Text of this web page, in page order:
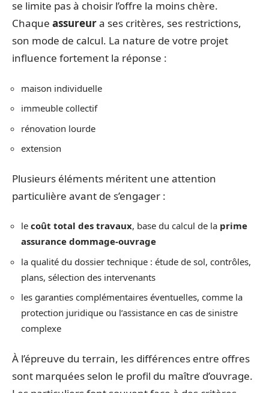
se limite pas à choisir l’offre la moins chère.
Chaque assureura ses critères, ses restrictions,
son mode de calcul. La nature de votre projet
influence fortement la réponse :
maison individuelle
immeuble collectif
rénovation lourde
extension
Plusieurs éléments méritent une attention
particulière avant de s’engager :
le coût total des travaux, base du calcul de la prime
assurance dommage-ouvrage
la qualité du dossier technique : étude de sol, contrôles,
plans, sélection des intervenants
les garanties complémentaires éventuelles, comme la
protection juridique ou l’assistance en cas de sinistre
complexe
À l’épreuve du terrain, les différences entre offres
sont marquées selon le profil du maître d’ouvrage.